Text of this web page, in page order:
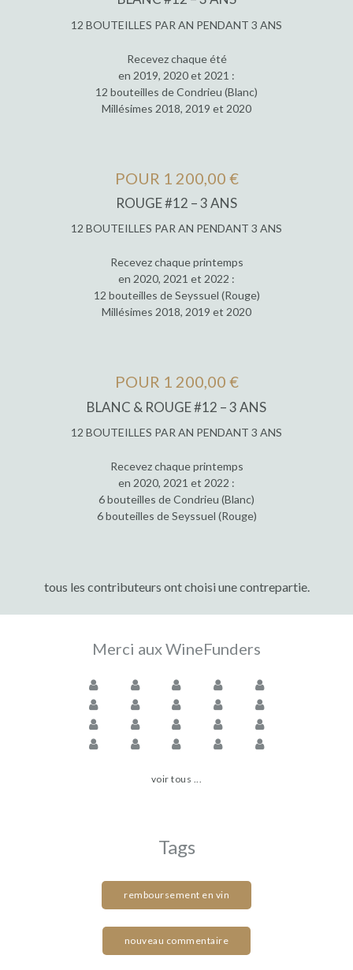
12 BOUTEILLES PAR AN PENDANT 3 ANS
Recevez chaque été
en 2019, 2020 et 2021 :
12 bouteilles de Condrieu (Blanc)
Millésimes 2018, 2019 et 2020
POUR 1 200,00 €
ROUGE #12 – 3 ANS
12 BOUTEILLES PAR AN PENDANT 3 ANS
Recevez chaque printemps
en 2020, 2021 et 2022 :
12 bouteilles de Seyssuel (Rouge)
Millésimes 2018, 2019 et 2020
POUR 1 200,00 €
BLANC & ROUGE #12 – 3 ANS
12 BOUTEILLES PAR AN PENDANT 3 ANS
Recevez chaque printemps
en 2020, 2021 et 2022 :
6 bouteilles de Condrieu (Blanc)
6 bouteilles de Seyssuel (Rouge)
tous les contributeurs ont choisi une contrepartie.
Merci aux WineFunders
voir tous ...
Tags
remboursement en vin
nouveau commentaire